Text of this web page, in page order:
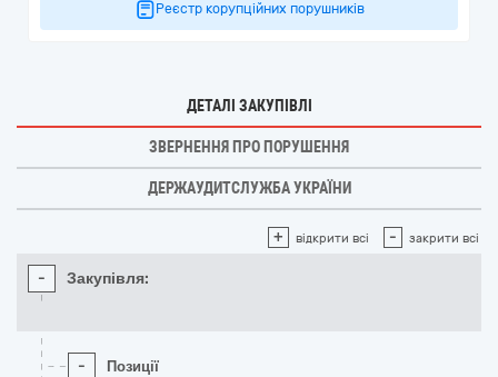
Реєстр корупційних порушників
ДЕТАЛІ ЗАКУПІВЛІ
ЗВЕРНЕННЯ ПРО ПОРУШЕННЯ
ДЕРЖАУДИТСЛУЖБА УКРАЇНИ
+ відкрити всі - закрити всі
- Закупівля:
- Позиції